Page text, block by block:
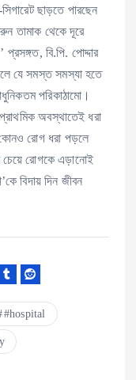
ছাড়তে পারছেন
তামাক থেকে দূরে
বি.পি. পোদ্দার
যে সমস্ত সমস্যা হতে
পরিকাঠামো।
অবস্থাতেই ধরা
রোগ ধরা পড়লে
চেয়ে রোগকে এড়ানোই
বিদায় দিন জীবন
#hospital